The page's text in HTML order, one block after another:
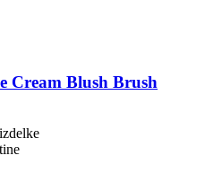
Cream Blush Brush